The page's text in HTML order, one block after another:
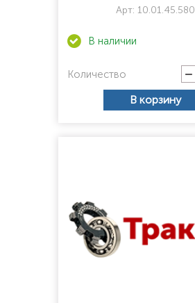
Арт: 10.01.45.580
Количество
В корзину